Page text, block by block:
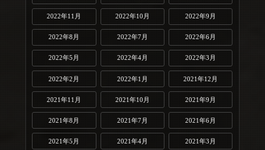
2022年11月 2022年10月 2022年9月
2022年8月 2022年7月 2022年6月
2022年5月 2022年4月 2022年3月
2022年2月 2022年1月 2021年12月
2021年11月 2021年10月 2021年9月
2021年8月 2021年7月 2021年6月
2021年5月 2021年4月 2021年3月